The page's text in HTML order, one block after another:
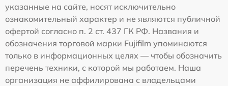
указанные на сайте, носят исключительно
ознакомительный характер и не являются публичной
офертой согласно п. 2 ст. 437 ГК РФ. Названия и
обозначения торговой марки Fujifilm упоминаются
только в информационных целях — чтобы обозначить
перечень техники, с которой мы работаем. Наша
организация не аффилирована с владельцами